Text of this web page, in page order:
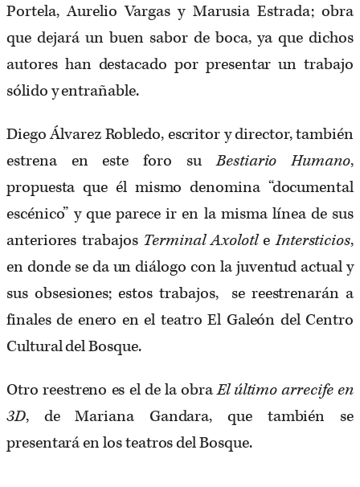
Portela, Aurelio Vargas y Marusia Estrada; obra
que dejará un buen sabor de boca, ya que dichos
autores han destacado por presentar un trabajo
sólido y entrañable.
Diego Álvarez Robledo, escritor y director, también
estrena en este foro suBestiario Humano,
propuesta que él mismo denomina “documental
escénico” y que parece ir en la misma línea de sus
anteriores trabajos Terminal AxolotleIntersticios,
en donde se da un diálogo con la juventud actual y
sus obsesiones; estos trabajos, se reestrenarán a
finales de enero en el teatro El Galeón del Centro
Cultural del Bosque.
Otro reestreno es el de la obraEl último arrecife en
3D, de Mariana Gandara, que también se
presentará en los teatros del Bosque.